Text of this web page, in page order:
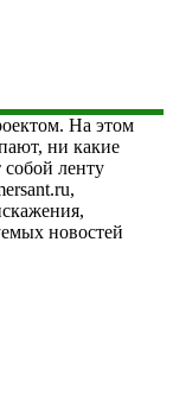
На этом
ни какие
собой ленту
новостей